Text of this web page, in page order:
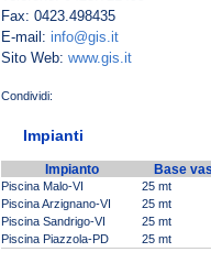
Fax: 0423.498435
E-mail: info@gis.it
Sito Web: www.gis.it
Impianti
Impianto Base
Piscina Malo-VI
25 mt
Piscina Arzignano-VI
25 mt
Piscina Sandrigo-VI
25 mt
Piscina Piazzola-PD
25 mt